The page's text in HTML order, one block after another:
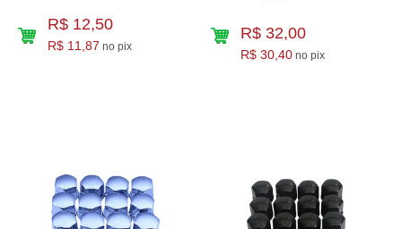
R$ 12,50
R$ 11,87 no pix
R$ 32,00
R$ 30,40 no pix